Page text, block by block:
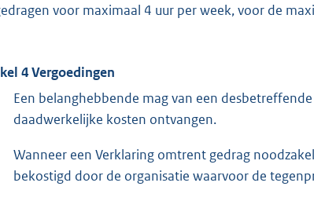
voor maximaal 4 uur per week, voor de
4 Vergoedingen
Een belanghebbende mag van een
daadwerkelijke kosten ontvangen.
Wanneer een Verklaring omtrent gedrag
bekostigd door de organisatie waarvoor de